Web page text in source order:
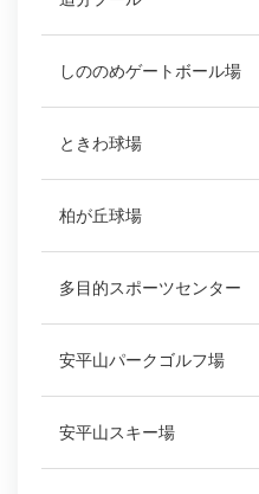
しののめゲートボール場
ときわ球場
柏が丘球場
多目的スポーツセンター
安平山パークゴルフ場
安平山スキー場